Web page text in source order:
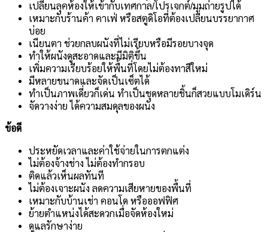
เปลี่ยนลุคห้องให้เข้ากับเทศกาล/โปรเจกต์/มุมถ่ายรูปได้
เหมาะกับร้านค้า คาเฟ่ หรือสตูดิโอที่ต้องเปลี่ยนบรรยากาศ
บ่อย
เนียนตา ช่วยกลบผนังที่ไม่เรียบหรือมีรอยบางจุด
ทำให้ผนังดูสะอาดและมีมิติขึ้น
เพิ่มความเรียบร้อยให้พื้นที่โดยไม่ต้องทาสีใหม่
มีหลายขนาดและจัดเป็นเซ็ตได้
ทำเป็นภาพเดี่ยวก็เด่น ทำเป็นชุดหลายชิ้นก็สวยแบบโมเดิร์น
จัดวางง่าย ได้ความสมดุลของผนัง
ข้อดี
ประหยัดเวลาและค่าใช้จ่ายในการตกแต่ง
ไม่ต้องจ้างช่าง ไม่ต้องทำกรอบ
ติดแล้วเห็นผลทันที
ไม่ต้องเจาะผนัง ลดความเสียหายของพื้นที่
เหมาะกับบ้านเช่า คอนโด หรือออฟฟิศ
ย้ายตำแหน่งได้สะดวกเมื่อจัดห้องใหม่
ดูแลรักษาง่าย